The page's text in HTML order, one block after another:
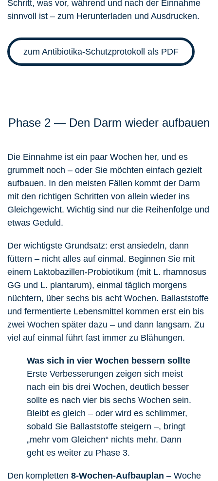
Schritt, was vor, während und nach der Einnahme
sinnvoll ist – zum Herunterladen und Ausdrucken.
zum Antibiotika-Schutzprotokoll als PDF
Phase 2 — Den Darm wieder aufbauen
Die Einnahme ist ein paar Wochen her, und es
grummelt noch – oder Sie möchten einfach gezielt
aufbauen. In den meisten Fällen kommt der Darm
mit den richtigen Schritten von allein wieder ins
Gleichgewicht. Wichtig sind nur die Reihenfolge und
etwas Geduld.
Der wichtigste Grundsatz: erst ansiedeln, dann
füttern – nicht alles auf einmal. Beginnen Sie mit
einem Laktobazillen-Probiotikum (mit L. rhamnosus
GG und L. plantarum), einmal täglich morgens
nüchtern, über sechs bis acht Wochen. Ballaststoffe
und fermentierte Lebensmittel kommen erst ein bis
zwei Wochen später dazu – und dann langsam. Zu
viel auf einmal führt fast immer zu Blähungen.
Was sich in vier Wochen bessern sollte
Erste Verbesserungen zeigen sich meist
nach ein bis drei Wochen, deutlich besser
sollte es nach vier bis sechs Wochen sein.
Bleibt es gleich – oder wird es schlimmer,
sobald Sie Ballaststoffe steigern –, bringt
„mehr vom Gleichen“ nichts mehr. Dann
geht es weiter zu Phase 3.
Den kompletten 8-Wochen-Aufbauplan – Woche